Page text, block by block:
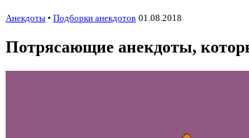
Анекдоты • Подборки анекдотов 01.08.2018
Потрясающие анекдоты,